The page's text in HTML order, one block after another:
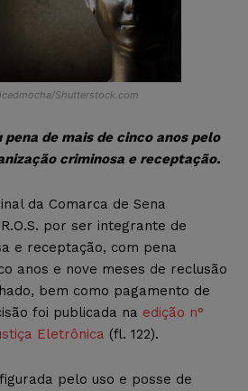
Shutterstock.com
de mais de cinco anos pelo
criminosa e receptação.
da Comarca de Sena
por ser integrante de
e receptação, com pena
anos e nove meses de reclusão
bem como pagamento de
foi publicada na edição n°
Eletrônica (fl. 122).
pelo uso e posse de